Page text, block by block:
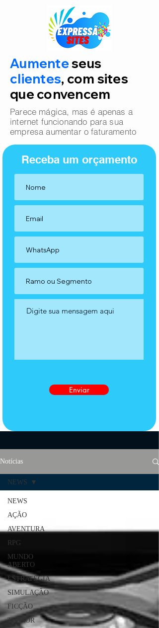
Aumenteseus
clientes, com sites
que convencem
Parece mágica, mas é apenas a
internet funcionando para sua
empresa aumentar o faturamento
Receba um orçamento
Enviar
Notícias
NEWS
AÇÃO
AVENTURA
RPG
MUNDO
ABERTO
ESTRATÉGIA
SIMULAÇÃO
FICÇÃO
TERROR
NEWS